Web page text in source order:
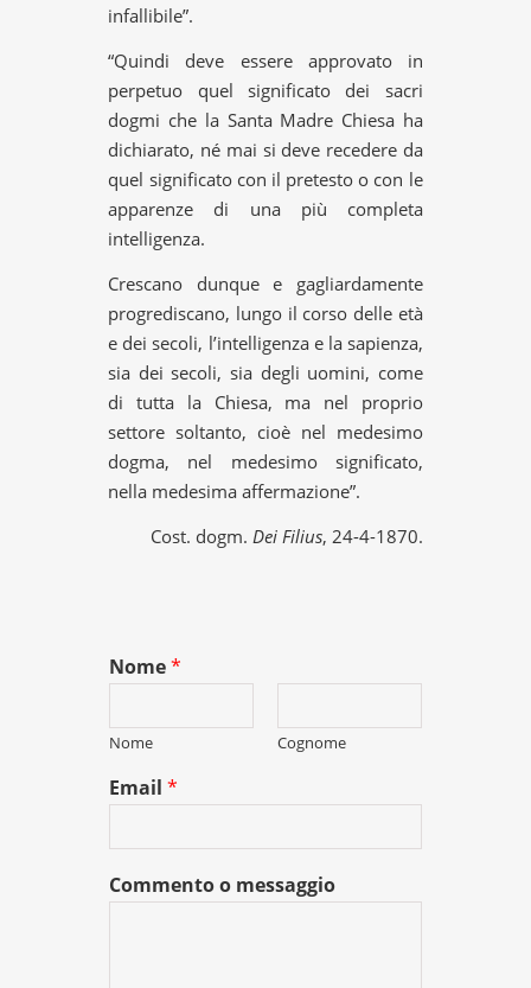
infallibile”.
“Quindi deve essere approvato in
perpetuo quel significato dei sacri
dogmi che la Santa Madre Chiesa ha
dichiarato, né mai si deve recedere da
quel significato con il pretesto o con le
apparenze di una più completa
intelligenza.
Crescano dunque e gagliardamente
progrediscano, lungo il corso delle età
e dei secoli, l’intelligenza e la sapienza,
sia dei secoli, sia degli uomini, come
di tutta la Chiesa, ma nel proprio
settore soltanto, cioè nel medesimo
dogma, nel medesimo significato,
nella medesima affermazione”.
Cost. dogm. Dei Filius, 24-4-1870.
Nome*
Nome Cognome
Email*
Commento o messaggio